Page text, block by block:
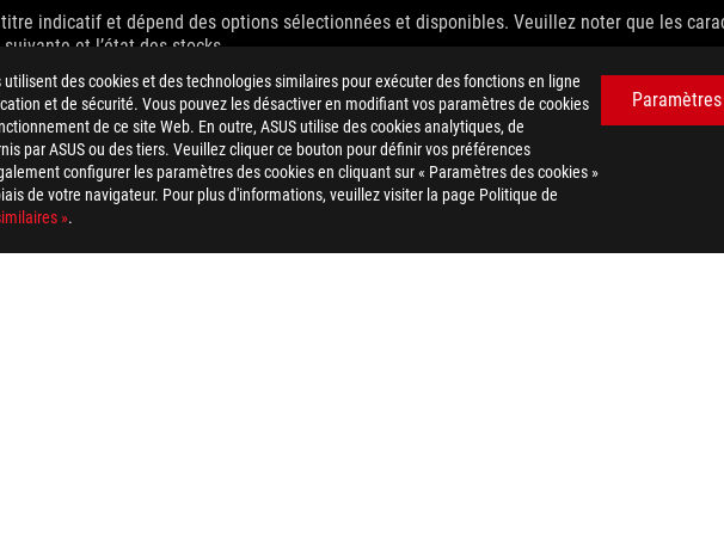
utilisent des cookies et des technologies similaires pour exécuter des fonctions en ligne
et de sécurité. Vous pouvez les désactiver en modifiant vos paramètres de cookies
de ce site Web. En outre, ASUS utilise des cookies analytiques, de
par ASUS ou des tiers. Veuillez cliquer ce bouton pour définir vos préférences
configurer les paramètres des cookies en cliquant sur « Paramètres des cookies »
de votre navigateur. Pour plus d'informations, veuillez visiter la page Politique de
».
titre indicatif et dépend des options sélectionnées et disponibles. Veuillez noter que les
et l’état des stocks.
prix, ASUS est uniquement autorisé à fixer un prix de revente recommandé. Tous les
y compris les taxes, les frais d'expédition, de manutention et de recyclage.